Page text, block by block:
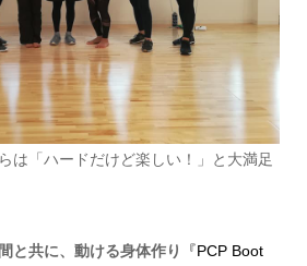
は「ハードだけど楽しい！」と大満足
と共に、動ける身体作り
『PCP Boot